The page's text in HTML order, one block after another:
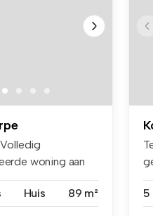
woning aan
Huis 89 m²
5